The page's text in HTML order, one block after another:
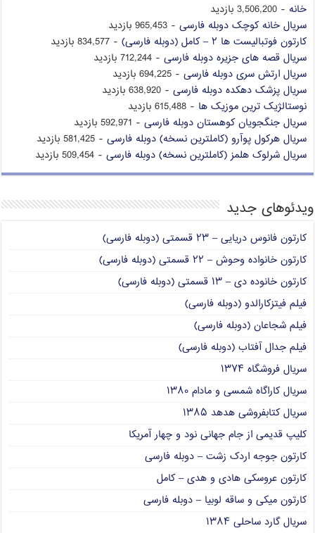
خانه - 3,506,200 بازدید
سریال خانه کوچک دوبله فارسی - 965,453 بازدید
کارتون فوتبالیست ها ۲ – کامل (دوبله فارسی)
- 834,577 بازدید
سریال قصه های جزیره دوبله فارسی - 712,244 بازدید
سریال ارتش سری دوبله فارسی - 694,225 بازدید
سریال پزشک دهکده دوبله فارسی - 638,920 بازدید
نوستالژیک ترین موزیک ها - 615,488 بازدید
سریال جنگجویان کوهستان دوبله فارسی - 592,971 بازدید
سریال هرکول پوآرو (کاملترین نسخه) دوبله فارسی - 581,425 بازدید
سریال شرلوک هلمز (کاملترین نسخه) دوبله فارسی - 509,454 بازدید
ویدئوهای جدید
کارتون فانوس دریایی – ۲۳ قسمتی (دوبله فارسی)
کارتون خانواده وحوش – ۲۲ قسمتی (دوبله فارسی)
کارتون خانوده دی – ۱۳ قسمتی (دوبله فارسی)
فیلم فیتزکارالدو (دوبله فارسی)
فیلم شجاعان (دوبله فارسی)
فیلم جدال آفتاب (دوبله فارسی)
سریال فروشگاه ۱۳۷۴
سریال کاراگاه شمسی و مادام ۱۳۸۰
سریال کتابفروشی هدهد ۱۳۸۵
کلیپ قدیمی از جام جهانی نود و چهار آمریکا
کارتون جوجه اردک زشت – دوبله فارسی
کارتون عروسکی هادی و هدی – کامل
کارتون میکی و ساقه لوبیا – دوبله فارسی
سریال گارد ساحلی ۱۳۸۴